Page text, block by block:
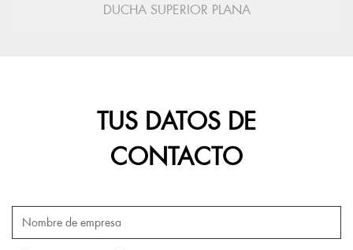
DUCHA SUPERIOR PLANA
TUS DATOS DE
CONTACTO